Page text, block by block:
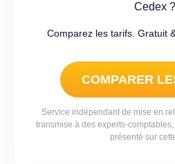
Cedex ?
Comparez les tarifs. Gratuit
COMPARER
Service indépendant de mise en
transmise à des experts-
présenté sur